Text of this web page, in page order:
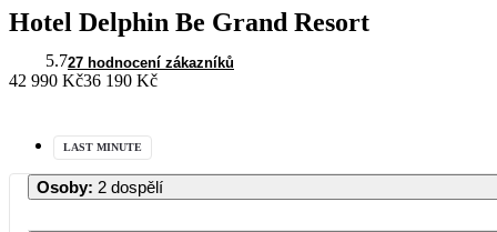
Hotel Delphin Be Grand Resort
5.727 hodnocení zákazníků
42 990 Kč36 190 Kč
LAST MINUTE
Osoby: 2 dospělí